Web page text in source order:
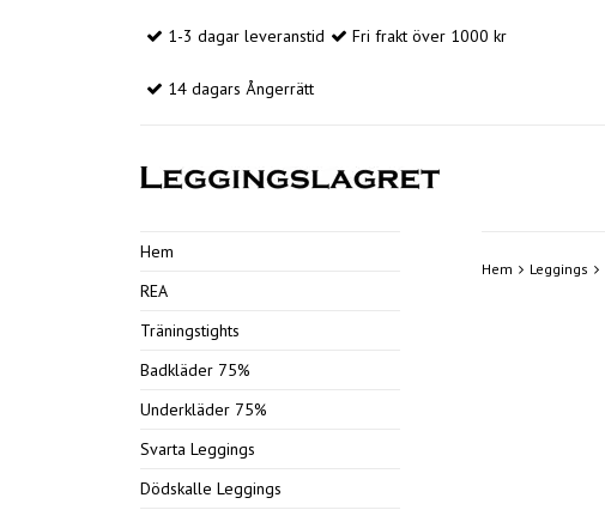
1-3 dagar leveranstid Fri frakt över 1000 kr
14 dagars Ångerrätt
Hem
REA
Träningstights
Badkläder 75%
Underkläder 75%
Svarta Leggings
Dödskalle Leggings
Hem Leggings